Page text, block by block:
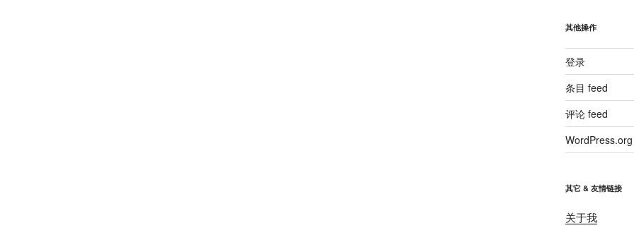
其他操作
登录
条目 feed
评论 feed
WordPress.org
其它 & 友情链接
关于我